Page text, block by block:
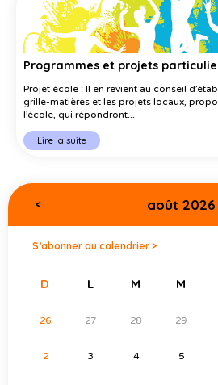
Programmes et projets
Projet école : Il en revient au conseil
grille-matières et les projets locaux,
l’école, qui répondront...
Lire la suite
< août 2026
S’abonner au calendrier >
D L M M
26 27 28 29
2 3 4 5